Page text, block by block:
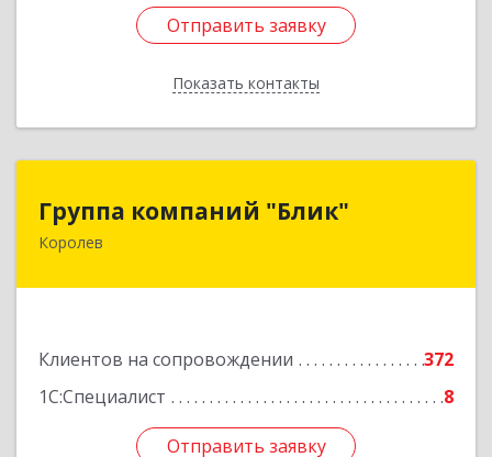
Отправить заявку
Показать контакты
Отправить заявку
Назад
Группа компаний "Блик"
Королев
Клиентов на сопровождении
372
1С:Специалист
8
Отправить заявку
Группа компаний "Блик"
Отправить заявку